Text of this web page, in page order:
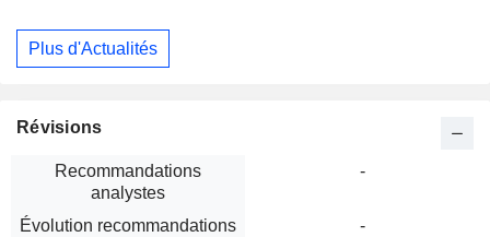
Plus d'Actualités
Révisions
Recommandations
analystes
-
Évolution recommandations
-